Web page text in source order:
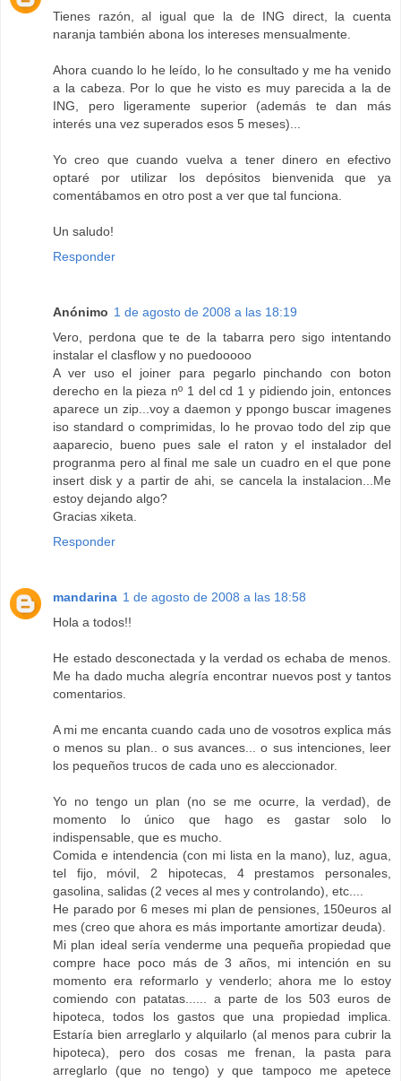
Tienes razón, al igual que la de ING direct, la cuenta
naranja también abona los intereses mensualmente.
Ahora cuando lo he leído, lo he consultado y me ha venido
a la cabeza. Por lo que he visto es muy parecida a la de
ING, pero ligeramente superior (además te dan más
interés una vez superados esos 5 meses)...
Yo creo que cuando vuelva a tener dinero en efectivo
optaré por utilizar los depósitos bienvenida que ya
comentábamos en otro post a ver que tal funciona.
Un saludo!
Responder
Anónimo 1 de agosto de 2008 a las 18:19
Vero, perdona que te de la tabarra pero sigo intentando
instalar el clasflow y no puedooooo
A ver uso el joiner para pegarlo pinchando con boton
derecho en la pieza nº 1 del cd 1 y pidiendo join, entonces
aparece un zip...voy a daemon y ppongo buscar imagenes
iso standard o comprimidas, lo he provao todo del zip que
aaparecio, bueno pues sale el raton y el instalador del
progranma pero al final me sale un cuadro en el que pone
insert disk y a partir de ahi, se cancela la instalacion...Me
estoy dejando algo?
Gracias xiketa.
Responder
mandarina 1 de agosto de 2008 a las 18:58
Hola a todos!!
He estado desconectada y la verdad os echaba de menos.
Me ha dado mucha alegría encontrar nuevos post y tantos
comentarios.
A mi me encanta cuando cada uno de vosotros explica más
o menos su plan.. o sus avances... o sus intenciones, leer
los pequeños trucos de cada uno es aleccionador.
Yo no tengo un plan (no se me ocurre, la verdad), de
momento lo único que hago es gastar solo lo
indispensable, que es mucho.
Comida e intendencia (con mi lista en la mano), luz, agua,
tel fijo, móvil, 2 hipotecas, 4 prestamos personales,
gasolina, salidas (2 veces al mes y controlando), etc....
He parado por 6 meses mi plan de pensiones, 150euros al
mes (creo que ahora es más importante amortizar deuda).
Mi plan ideal sería venderme una pequeña propiedad que
compre hace poco más de 3 años, mi intención en su
momento era reformarlo y venderlo; ahora me lo estoy
comiendo con patatas...... a parte de los 503 euros de
hipoteca, todos los gastos que una propiedad implica.
Estaría bien arreglarlo y alquilarlo (al menos para cubrir la
hipoteca), pero dos cosas me frenan, la pasta para
arreglarlo (que no tengo) y que tampoco me apetece